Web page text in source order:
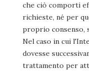
che ciò comporti
richieste, né per
proprio consenso,
Nel caso in cui
dovesse
trattamento per